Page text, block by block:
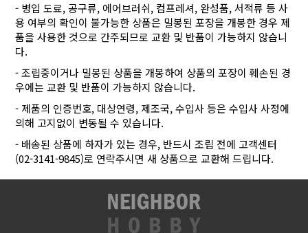
- 병입 도료, 공구류, 에어브러쉬, 컴프레셔, 완성품, 서적류 등 사
용 여부의 확인이 불가능한 상품은 밀봉된 포장을 개봉한 경우 제
품을 사용한 것으로 간주되므로 교환 및 반품이 가능하지 않습니
다.
- 조립중이거나 밀봉된 상품을 개봉하여 상품의 포장이 훼손된 경
우에는 교환 및 반품이 가능하지 않습니다.
- 제품의 인증번호, 대상연령, 제조국, 수입사 등은 수입사 사정에
의해 고지없이 변동될 수 있습니다.
- 배송된 상품에 하자가 있는 경우, 반드시 조립 전에 고객센터
(02-3141-9845)로 연락주시면 새 상품으로 교환해 드립니다.